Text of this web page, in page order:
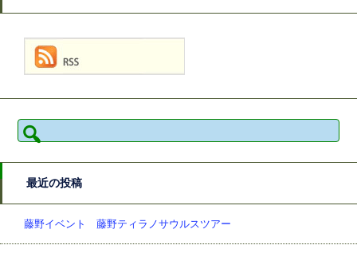
検
索:
最近の投稿
藤野イベント 藤野ティラノサウルスツアー